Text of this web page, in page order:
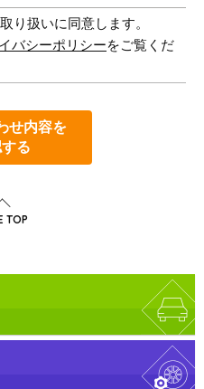
り扱いに同意します。
バシーポリシーをご覧くだ
せ内容を
る
TOP